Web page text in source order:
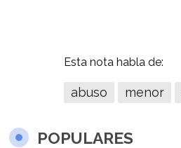
Esta nota habla de:
abuso menor
POPULARES